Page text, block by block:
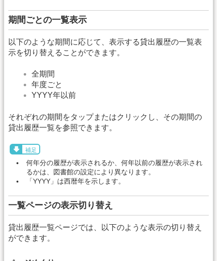
期間ごとの一覧表示
以下のような期間に応じて、表示する貸出履歴の一覧表
示を切り替えることができます。
全期間
年度ごと
YYYY年以前
それぞれの期間をタップまたはクリックし、その期間の
貸出履歴一覧を参照できます。
補足
何年分の履歴が表示されるか、何年以前の履歴が表示され
るかは、図書館の設定により異なります。
「YYYY」は西暦年を示します。
一覧ページの表示切り替え
貸出履歴一覧ページでは、以下のような表示の切り替え
ができます。